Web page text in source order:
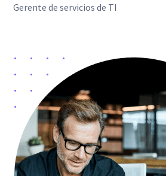
Gerente de servicios de TI